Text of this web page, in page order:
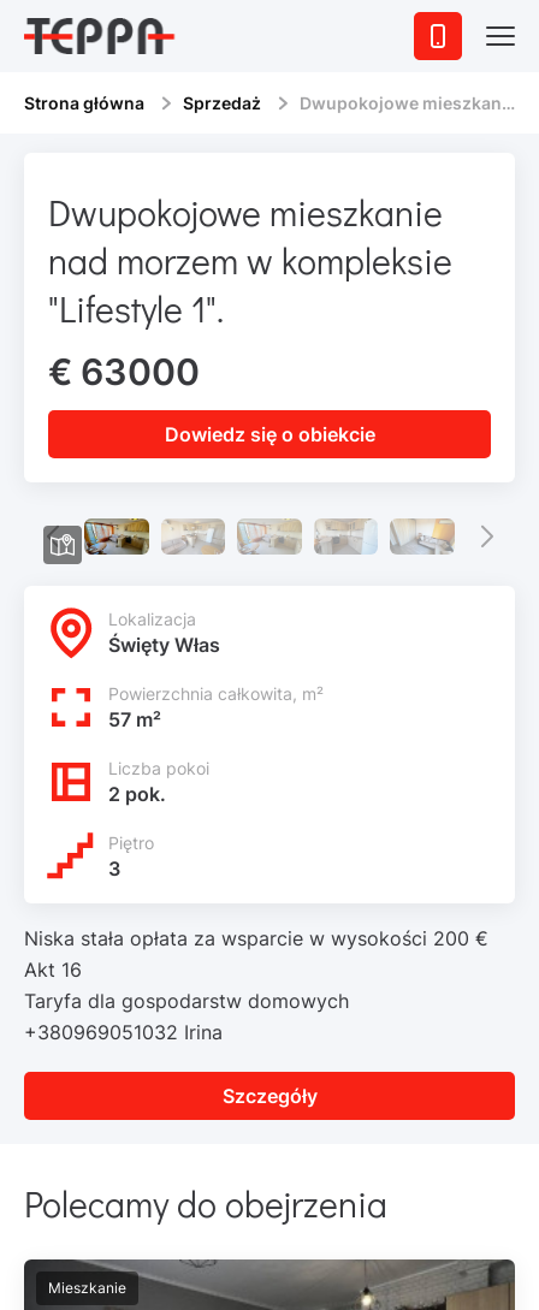
Strona główna Sprzedaż Dwupokojowe mieszkanie nad morzem w kompleksie "Lifestyle 1".
Dwupokojowe mieszkanie
nad morzem w kompleksie
"Lifestyle 1".
€ 63000
Dowiedz się o obiekcie
Lokalizacja
Święty Włas
Powierzchnia całkowita, m²
57 m²
Liczba pokoi
2 pok.
Piętro
3
Niska stała opłata za wsparcie w wysokości 200 €
Akt 16
Taryfa dla gospodarstw domowych
+380969051032 Irina
Szczegóły
Polecamy do obejrzenia
Mieszkanie